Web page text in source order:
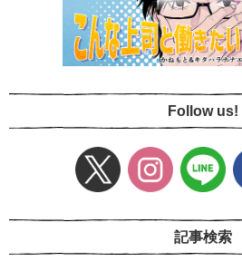
Follow us!
記事検索